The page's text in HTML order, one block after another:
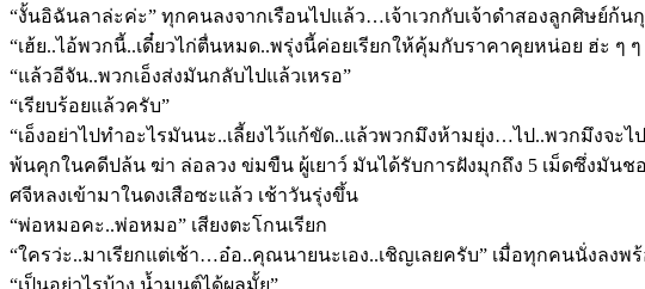
“งั้นอิฉันลาล่ะค่ะ” ทุกคนลงจากเรือนไปแล้ว…เจ้าเวกกับเจ้าดำสองลูกศิษย์ก้
“เฮ้ย..ไอ้พวกนี้..เดี๋ยวไก่ตื่นหมด..พรุ่งนี้ค่อยเรียกให้คุ้มกับราคาคุยหน่อย ฮ่ะ ๆ
“แล้วอีจัน..พวกเอ็งส่งมันกลับไปแล้วเหรอ”
“เรียบร้อยแล้วครับ”
“เอ็งอย่าไปทำอะไรมันนะ..เลี้ยงไว้แก้ขัด..แล้วพวกมึงห้ามยุ่ง…ไป..พวกมึงจ
พ้นคุกในคดีปล้น ฆ่า ล่อลวง ข่มขืน ผู้เยาว์ มันได้รับการฝังมุกถึง 5 เม็ดซึ่งมัน
ศจีหลงเข้ามาในดงเสือซะแล้ว เช้าวันรุ่งขึ้น
“พ่อหมอคะ..พ่อหมอ” เสียงตะโกนเรียก
“ใครว่ะ..มาเรียกแต่เช้า…อ๋อ..คุณนายนะเอง..เชิญเลยครับ” เมื่อทุกคนนั่งลงพ
“เป็นอย่าไรบ้าง น้ำมนต์ได้ผลมั้ย”